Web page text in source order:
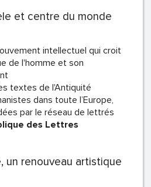
et centre du monde
intellectuel qui croit
de l'homme et son
textes de l'Antiquité
dans toute l’Europe,
par le réseau de lettrés
des Lettres
un renouveau artistique